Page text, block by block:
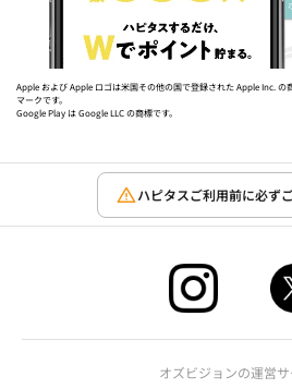
Apple および Apple ロゴは米国その他の国で登録された Apple Inc. の
マークです。
Google Play は Google LLC の商標です。
ハピタスご利用前に必ず
オズビジョンの運営サ